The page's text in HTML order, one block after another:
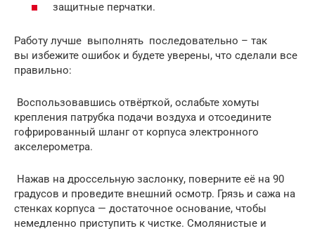
защитные перчатки.
Работу лучше выполнять последовательно – так
вы избежите ошибок и будете уверены, что сделали все
правильно:
Воспользовавшись отвёрткой, ослабьте хомуты
крепления патрубка подачи воздуха и отсоедините
гофрированный шланг от корпуса электронного
акселерометра.
Нажав на дроссельную заслонку, поверните её на 90
градусов и проведите внешний осмотр. Грязь и сажа на
стенках корпуса — достаточное основание, чтобы
немедленно приступить к чистке. Смолянистые и